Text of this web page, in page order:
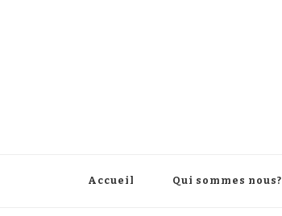
Accueil Qui sommes nous?